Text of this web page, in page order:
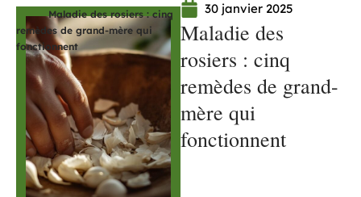
Maladie des rosiers : cinq
remèdes de grand-mère qui
fonctionnent
30 janvier 2025
Maladie des
rosiers : cinq
remèdes de grand-
mère qui
fonctionnent